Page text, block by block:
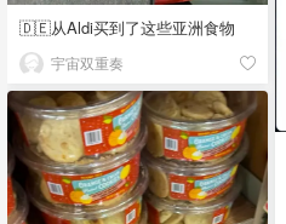
🇩🇪从Aldi买到了这些亚洲食物
宇宙双重奏